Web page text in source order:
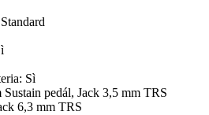
Sì
pedál, Jack 3,5 mm TRS
6,3 mm TRS